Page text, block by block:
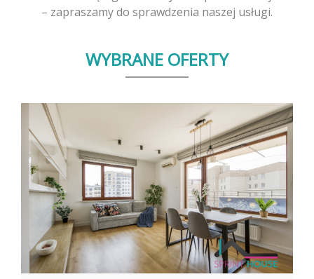
– zapraszamy do sprawdzenia naszej usługi.
WYBRANE OFERTY